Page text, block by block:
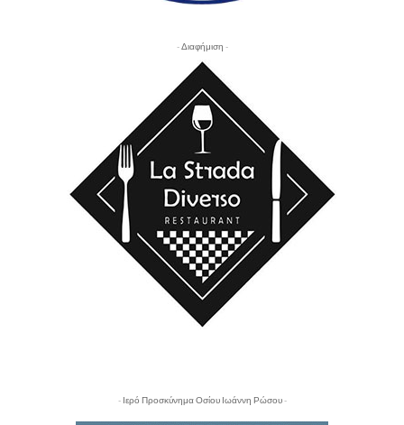
- Διαφήμιση -
- Ιερό Προσκύνημα Οσίου Ιωάννη Ρώσου -